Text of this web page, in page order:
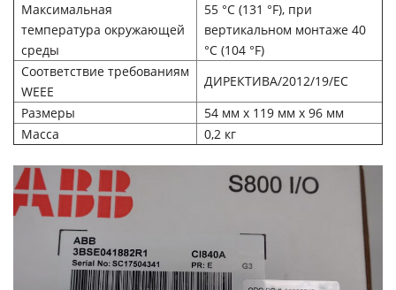
Максимальная
температура окружающей
среды
55 °C (131 °F), при
вертикальном монтаже 40
°C (104 °F)
Соответствие требованиям
WEEE
ДИРЕКТИВА/2012/19/ЕС
Размеры
54 мм х 119 мм х 96 мм
Масса
0,2 кг